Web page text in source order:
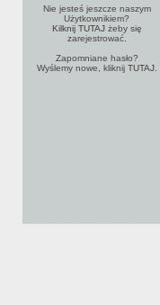
Nie jesteś jeszcze naszym
Użytkownikiem?
Kilknij TUTAJżeby się
zarejestrować.
Zapomniane hasło?
Wyślemy nowe, kliknij TUTAJ.